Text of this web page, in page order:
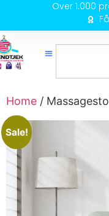
Over 1.000
Home /
Sale!